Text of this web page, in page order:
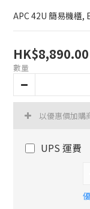
APC 42U 簡易機櫃,
HK$8,890.00
數量
以優惠價加購
UPS 運費